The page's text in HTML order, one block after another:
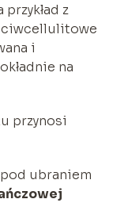
z
i
na
przynosi
ubraniem